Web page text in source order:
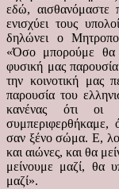
εδώ, αισθανόμαστε
ενισχύει τους
δηλώνει ο
«Όσο μπορούμε θα
φυσική μας
την κοινοτική μας
παρουσία του
κανένας ότι οι
συμπεριφερθήκαμε,
σαν ξένο σώμα. Ε,
και αιώνες, και θα
μείνουμε μαζί, θα
μαζί».